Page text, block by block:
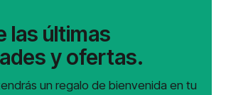
las últimas
y ofertas.
un regalo de bienvenida en tu